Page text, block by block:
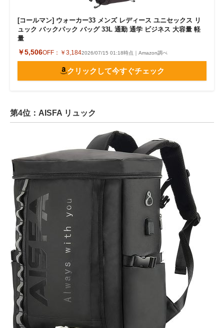
[コールマン] ウォーカー33 メンズ レディース ユニセックス リ
ュック バックパック バッグ 33L 通勤 通学 ビジネス 大容量 軽
量
￥5,506OFF： ￥3,1842026/07/15 01:18時点｜Amazon調べ
クリックして今すぐチェック
第4位：AISFA リュック